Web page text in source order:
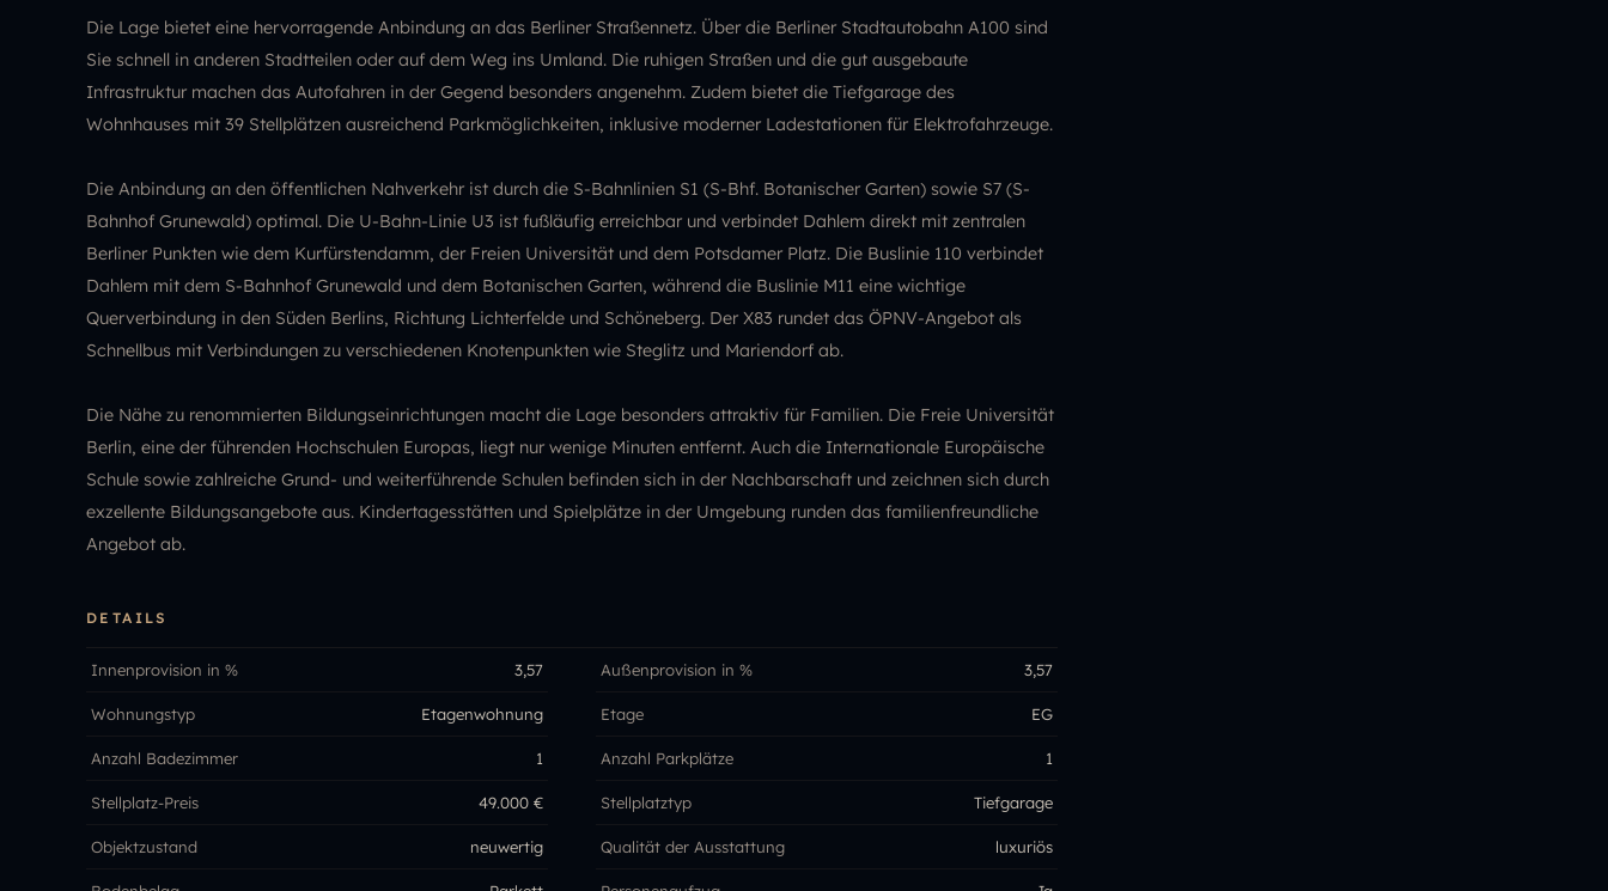
Die Lage bietet eine hervorragende Anbindung an das Berliner Straßennetz. Über die Berliner Stadtautobahn A100 sind
Sie schnell in anderen Stadtteilen oder auf dem Weg ins Umland. Die ruhigen Straßen und die gut ausgebaute
Infrastruktur machen das Autofahren in der Gegend besonders angenehm. Zudem bietet die Tiefgarage des
Wohnhauses mit 39 Stellplätzen ausreichend Parkmöglichkeiten, inklusive moderner Ladestationen für Elektrofahrzeuge.
Die Anbindung an den öffentlichen Nahverkehr ist durch die S-Bahnlinien S1 (S-Bhf. Botanischer Garten) sowie S7 (S-
Bahnhof Grunewald) optimal. Die U-Bahn-Linie U3 ist fußläufig erreichbar und verbindet Dahlem direkt mit zentralen
Berliner Punkten wie dem Kurfürstendamm, der Freien Universität und dem Potsdamer Platz. Die Buslinie 110 verbindet
Dahlem mit dem S-Bahnhof Grunewald und dem Botanischen Garten, während die Buslinie M11 eine wichtige
Querverbindung in den Süden Berlins, Richtung Lichterfelde und Schöneberg. Der X83 rundet das ÖPNV-Angebot als
Schnellbus mit Verbindungen zu verschiedenen Knotenpunkten wie Steglitz und Mariendorf ab.
Die Nähe zu renommierten Bildungseinrichtungen macht die Lage besonders attraktiv für Familien. Die Freie Universität
Berlin, eine der führenden Hochschulen Europas, liegt nur wenige Minuten entfernt. Auch die Internationale Europäische
Schule sowie zahlreiche Grund- und weiterführende Schulen befinden sich in der Nachbarschaft und zeichnen sich durch
exzellente Bildungsangebote aus. Kindertagesstätten und Spielplätze in der Umgebung runden das familienfreundliche
Angebot ab.
DETAILS
Innenprovision in % 3,57 Außenprovision in % 3,57
Wohnungstyp Etagenwohnung Etage EG
Anzahl Badezimmer 1 Anzahl Parkplätze 1
Stellplatz-Preis 49.000 € Stellplatztyp Tiefgarage
Objektzustand neuwertig Qualität der Ausstattung luxuriös